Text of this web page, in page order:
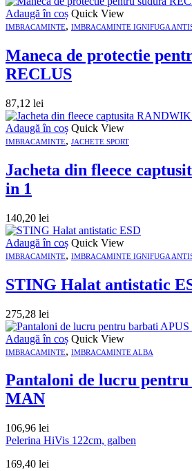
Adaugă în coș Quick View
IMBRACAMINTE, IMBRACAMINTE IGNIFUGA
Maneca de protectie
RECLUS
87,12 lei
Adaugă în coș Quick View
IMBRACAMINTE, JACHETE SPORT
Jacheta din fleece
in 1
140,20 lei
Adaugă în coș Quick View
IMBRACAMINTE, IMBRACAMINTE IGNIFUGA
STING Halat antistatic
275,28 lei
Adaugă în coș Quick View
IMBRACAMINTE, IMBRACAMINTE ALBA
Pantaloni de lucru
MAN
106,96 lei
Pelerina HiVis 122cm, galben
169,40 lei